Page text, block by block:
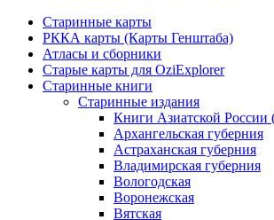
Старинные карты
РККА карты (Карты Генштаба)
Атласы и сборники
Старые карты для OziExplorer
Старинные книги
Старинные издания
Книги Азиатской России
Архангельская губерния
Астраханская губерния
Владимирская губерния
Вологодская
Воронежская
Вятская